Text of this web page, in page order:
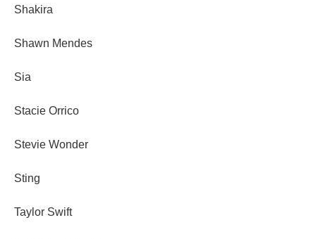
Shakira
Shawn Mendes
Sia
Stacie Orrico
Stevie Wonder
Sting
Taylor Swift